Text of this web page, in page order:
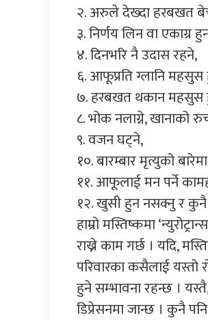
२. अरुले देख्दा हरबखत
३. निर्णय लिन वा एकाग्र
४. दिनभरि नै उदास रहने,
६. आफूप्रति ग्लानि
७. हरबखत थकान महसुस
८. भोक नलाग्ने, खानाको
९. वजन घट्ने,
१०. बारम्बार मृत्युको
११. आफूलाई मन पर्ने
१२. खुसी हुन नसक्नु र कुनै
हाम्रो मस्तिष्कमा
राख्ने काम गर्छ । यदि,
परिवारका कसैलाई यस्तो
हुने सम्भावना रहन्छ ।
डिप्रेसनमा जान्छ । कुनै